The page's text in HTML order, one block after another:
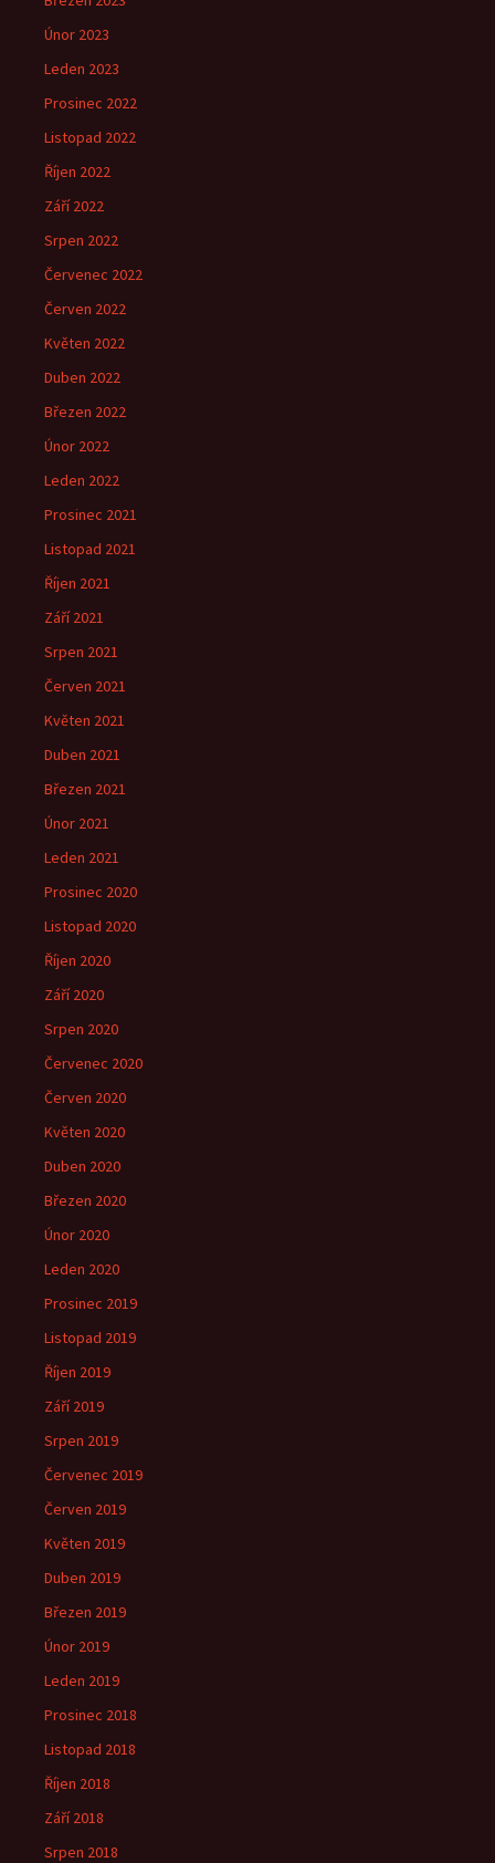
Únor 2023
Leden 2023
Prosinec 2022
Listopad 2022
Říjen 2022
Září 2022
Srpen 2022
Červenec 2022
Červen 2022
Květen 2022
Duben 2022
Březen 2022
Únor 2022
Leden 2022
Prosinec 2021
Listopad 2021
Říjen 2021
Září 2021
Srpen 2021
Červen 2021
Květen 2021
Duben 2021
Březen 2021
Únor 2021
Leden 2021
Prosinec 2020
Listopad 2020
Říjen 2020
Září 2020
Srpen 2020
Červenec 2020
Červen 2020
Květen 2020
Duben 2020
Březen 2020
Únor 2020
Leden 2020
Prosinec 2019
Listopad 2019
Říjen 2019
Září 2019
Srpen 2019
Červenec 2019
Červen 2019
Květen 2019
Duben 2019
Březen 2019
Únor 2019
Leden 2019
Prosinec 2018
Listopad 2018
Říjen 2018
Září 2018
Srpen 2018